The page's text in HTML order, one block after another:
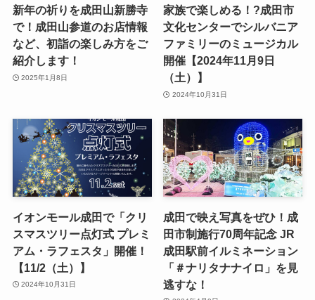
新年の祈りを成田山新勝寺
で！成田山参道のお店情報
など、初詣の楽しみ方をご
紹介します！
2025年1月8日
家族で楽しめる！?成田市
文化センターでシルバニア
ファミリーのミュージカル
開催【2024年11月9日
（土）】
2024年10月31日
イオンモール成田で「クリ
スマスツリー点灯式 プレミ
アム・ラフェスタ」開催！
【11/2（土）】
2024年10月31日
成田で映え写真をぜひ！成
田市制施行70周年記念 JR
成田駅前イルミネーション
「＃ナリタナナイロ」を見
逃すな！